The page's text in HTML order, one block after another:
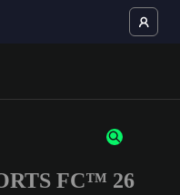
or numbers
FC™ 26